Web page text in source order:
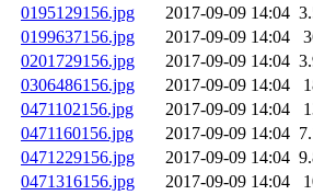
0195129156.jpg
2017-09-09 14:04
0199637156.jpg
2017-09-09 14:04
0201729156.jpg
2017-09-09 14:04
0306486156.jpg
2017-09-09 14:04
0471102156.jpg
2017-09-09 14:04
0471160156.jpg
2017-09-09 14:04
0471229156.jpg
2017-09-09 14:04
0471316156.jpg
2017-09-09 14:04